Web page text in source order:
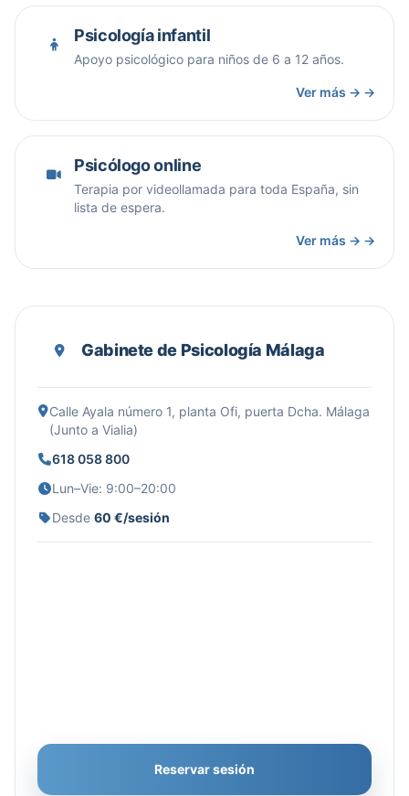
Psicología infantil
Apoyo psicológico para niños de 6 a 12 años.
Ver más → →
Psicólogo online
Terapia por videollamada para toda España, sin
lista de espera.
Ver más → →
Gabinete de Psicología Málaga
Calle Ayala número 1, planta Ofi, puerta Dcha. Málaga
(Junto a Vialia)
618 058 800
Lun–Vie: 9:00–20:00
Desde 60 €/sesión
Reservar sesión